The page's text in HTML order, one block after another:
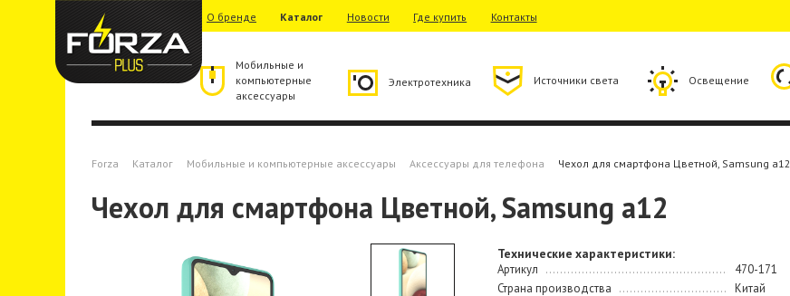
О бренде Каталог Новости Где купить Контакты
Мобильные и
компьютерные
аксессуары
Электротехника Источники света Освещение
Forza Каталог Мобильные и компьютерные аксессуары Аксессуары для телефона Чехол для смартфона Цветной, Samsung a12
Чехол для смартфона Цветной, Samsung a12
Технические характеристики:
Артикул
470-171
Страна производства
Китай